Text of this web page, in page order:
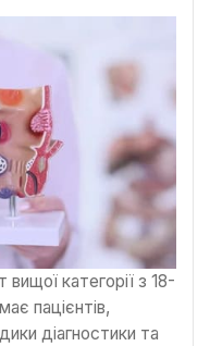
категорії з 18-
пацієнтів,
діагностики та